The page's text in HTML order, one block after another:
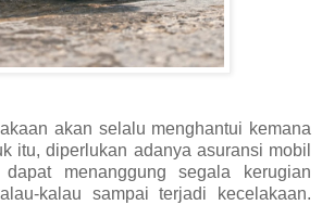
akan selalu menghantui kemana
itu, diperlukan adanya asuransi mobil
menanggung segala kerugian
kalau sampai terjadi kecelakaan.